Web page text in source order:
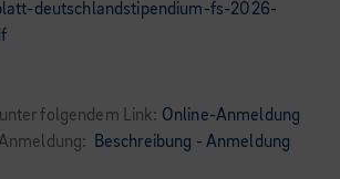
deutschlandstipendium-fs-2026-
folgendem Link: Online-Anmeldung
Beschreibung - Anmeldung